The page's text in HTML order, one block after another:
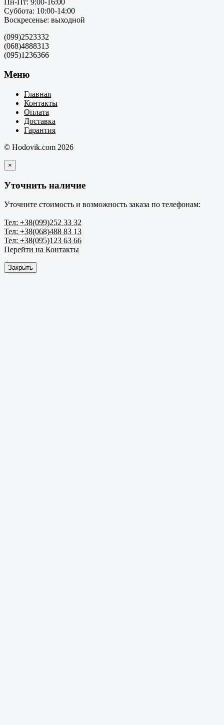
Пн-Пт: 9:00-16:00
Суббота: 10:00-14:00
Воскресенье: выходной
(099)2523332
(068)4888313
(095)1236366
Меню
Главная
Контакты
Оплата
Доставка
Гарантия
© Hodovik.com 2026
×
Уточнить наличие
Уточните стоимость и возможность заказа по телефонам:
Тел: +38(099)252 33 32
Тел: +38(068)488 83 13
Тел: +38(095)123 63 66
Перейти на Контакты
Закрыть